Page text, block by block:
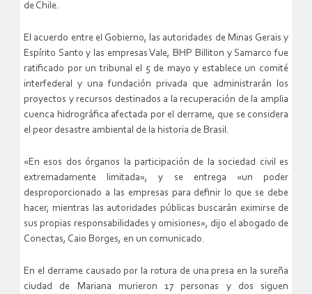
de Chile.
El acuerdo entre el Gobierno, las autoridades de Minas Gerais y
Espírito Santo y las empresas Vale, BHP Billiton y Samarco fue
ratificado por un tribunal el 5 de mayo y establece un comité
interfederal y una fundación privada que administrarán los
proyectos y recursos destinados a la recuperación de la amplia
cuenca hidrográfica afectada por el derrame, que se considera
el peor desastre ambiental de la historia de Brasil.
«En esos dos órganos la participación de la sociedad civil es
extremadamente limitada», y se entrega «un poder
desproporcionado a las empresas para definir lo que se debe
hacer, mientras las autoridades públicas buscarán eximirse de
sus propias responsabilidades y omisiones», dijo el abogado de
Conectas, Caio Borges, en un comunicado.
En el derrame causado por la rotura de una presa en la sureña
ciudad de Mariana murieron 17 personas y dos siguen